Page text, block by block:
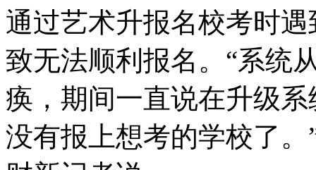
通过艺术升报名校考时
致无法顺利报名。“系统
痪，期间一直说在升级
没有报上想考的学校了